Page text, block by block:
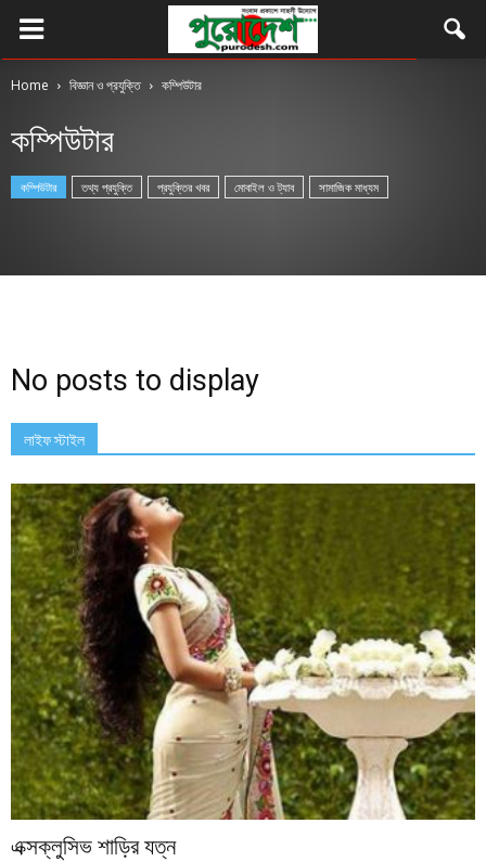
Home বিজ্ঞান ও প্রযুক্তি কম্পিউটার
কম্পিউটার
কম্পিউটার তথ্য প্রযুক্তি প্রযুক্তির খবর মোবাইল ও ট্যাব সামাজিক মাধ্যম
No posts to display
লাইফ স্টাইল
এক্সক্লুসিভ শাড়ির যত্ন